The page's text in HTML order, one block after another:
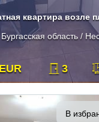
квартира возле
область /
3
В